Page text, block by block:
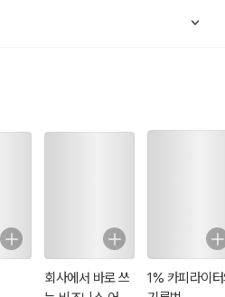
회사에서 바로 쓰
1% 카피라이